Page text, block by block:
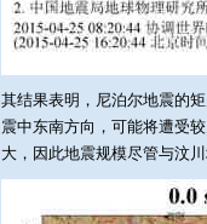
其结果表明，尼泊尔地震的
震中东南方向，可能将遭受
大，因此地震规模尽管与汶